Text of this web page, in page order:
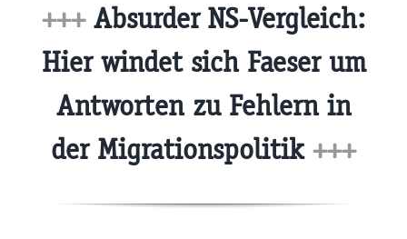
+++Absurder NS-Vergleich:
Hier windet sich Faeser um
Antworten zu Fehlern in
der Migrationspolitik +++